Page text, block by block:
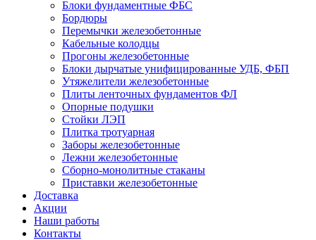
Блоки фундаментные ФБС
Бордюры
Перемычки железобетонные
Кабельные колодцы
Прогоны железобетонные
Блоки дырчатые унифицированные УДБ, ФБП
Утяжелители железобетонные
Плиты ленточных фундаментов ФЛ
Опорные подушки
Стойки ЛЭП
Плитка тротуарная
Заборы железобетонные
Лежни железобетонные
Сборно-монолитные стаканы
Приставки железобетонные
Доставка
Акции
Наши работы
Контакты